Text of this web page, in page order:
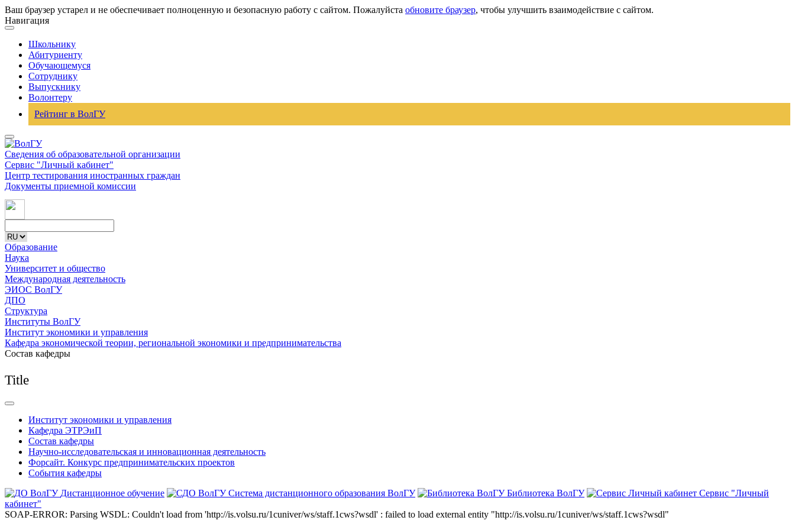
Ваш браузер устарел и не обеспечивает полноценную и безопасную работу с сайтом. Пожалуйста обновите браузер, чтобы улучшить взаимодействие с сайтом.
Навигация
Школьнику
Абитуриенту
Обучающемуся
Сотруднику
Выпускнику
Волонтеру
Рейтинг в ВолГУ
Сведения об образовательной организации
Сервис "Личный кабинет"
Центр тестирования иностранных граждан
Документы приемной комиссии
Образование
Наука
Университет и общество
Международная деятельность
ЭИОС ВолГУ
ДПО
Структура
Институты ВолГУ
Институт экономики и управления
Кафедра экономической теории, региональной экономики и предпринимательства
Состав кафедры
Title
Институт экономики и управления
Кафедра ЭТРЭиП
Состав кафедры
Научно-исследовательская и инновационная деятельность
Форсайт. Конкурс предпринимательских проектов
События кафедры
Дистанционное обучение
Система дистанционного образования ВолГУ Библиотека ВолГУ
Сервис "Личный
кабинет"
SOAP-ERROR: Parsing WSDL: Couldn't load from 'http://is.volsu.ru/1cuniver/ws/staff.1cws?wsdl' : failed to load external entity "http://is.volsu.ru/1cuniver/ws/staff.1cws?wsdl"